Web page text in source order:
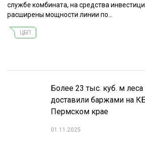
БЕЗОПАСНОЕ ПРОИЗВОДСТВО
СОРТИРОВКА ДРЕВЕСИНЫ
службе комбината, на средства
расширены мощности линии по...
ЦБП
Более 23 тыс. куб. м леса
доставили баржами на
Пермском крае
01.11.2025